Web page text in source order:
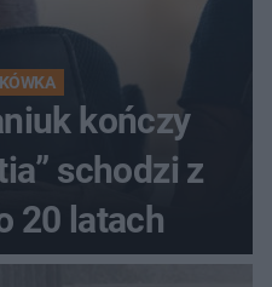
kończy
schodzi z
20 latach